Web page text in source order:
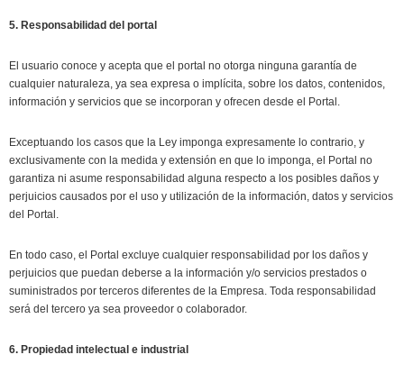
5. Responsabilidad del portal
El usuario conoce y acepta que el portal no otorga ninguna garantía de
cualquier naturaleza, ya sea expresa o implícita, sobre los datos, contenidos,
información y servicios que se incorporan y ofrecen desde el Portal.
Exceptuando los casos que la Ley imponga expresamente lo contrario, y
exclusivamente con la medida y extensión en que lo imponga, el Portal no
garantiza ni asume responsabilidad alguna respecto a los posibles daños y
perjuicios causados por el uso y utilización de la información, datos y servicios
del Portal.
En todo caso, el Portal excluye cualquier responsabilidad por los daños y
perjuicios que puedan deberse a la información y/o servicios prestados o
suministrados por terceros diferentes de la Empresa. Toda responsabilidad
será del tercero ya sea proveedor o colaborador.
6. Propiedad intelectual e industrial